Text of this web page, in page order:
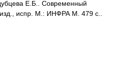
Е.Б.. Современный
испр. М.: ИНФРА М. 479 с..